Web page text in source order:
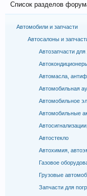
Список разделов
Автомобили и запчасти
Автосалоны и
Автозапчасти
Автомасла,
Автомобильная
Автомобильное
Автомобильные
Автостекло
Автохимия,
Газовое
Грузовые
Запчасти для